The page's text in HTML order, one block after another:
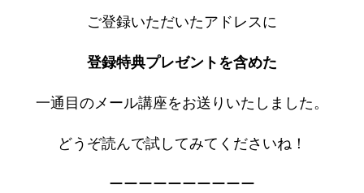
ご登録いただいたアドレスに
登録特典プレゼントを含めた
一通目のメール講座をお送りいたしました。
どうぞ読んで試してみてくださいね！
ーーーーーーーーーー